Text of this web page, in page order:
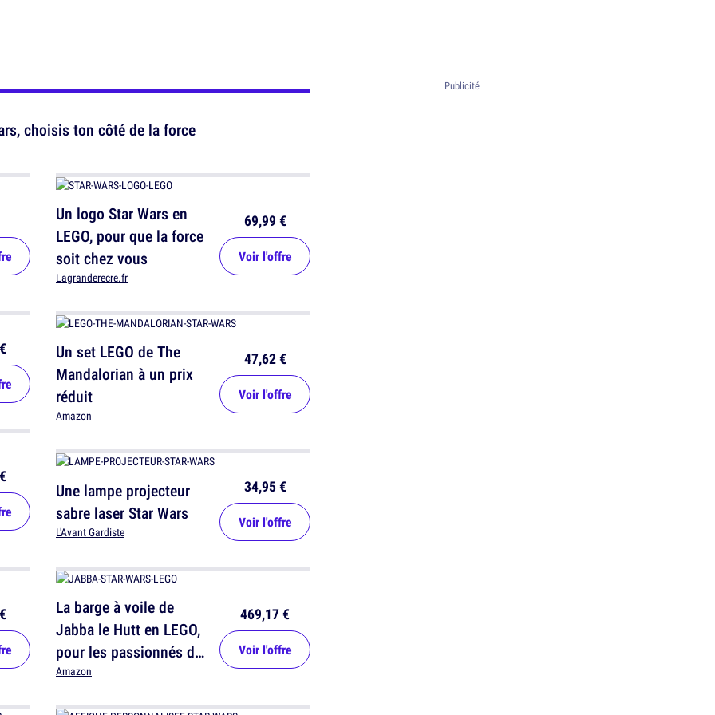
choisis ton côté de la force
Un logo Star Wars en
LEGO, pour que la force
soit chez vous
Lagranderecre.fr
69,99 €
Voir l'offre
Un set LEGO de The
Mandalorian à un prix
réduit
Amazon
47,62 €
Voir l'offre
Une lampe projecteur
sabre laser Star Wars
L'Avant Gardiste
34,95 €
Voir l'offre
La barge à voile de
Jabba le Hutt en LEGO,
pour les passionnés de
Star Wars
Amazon
469,17 €
Voir l'offre